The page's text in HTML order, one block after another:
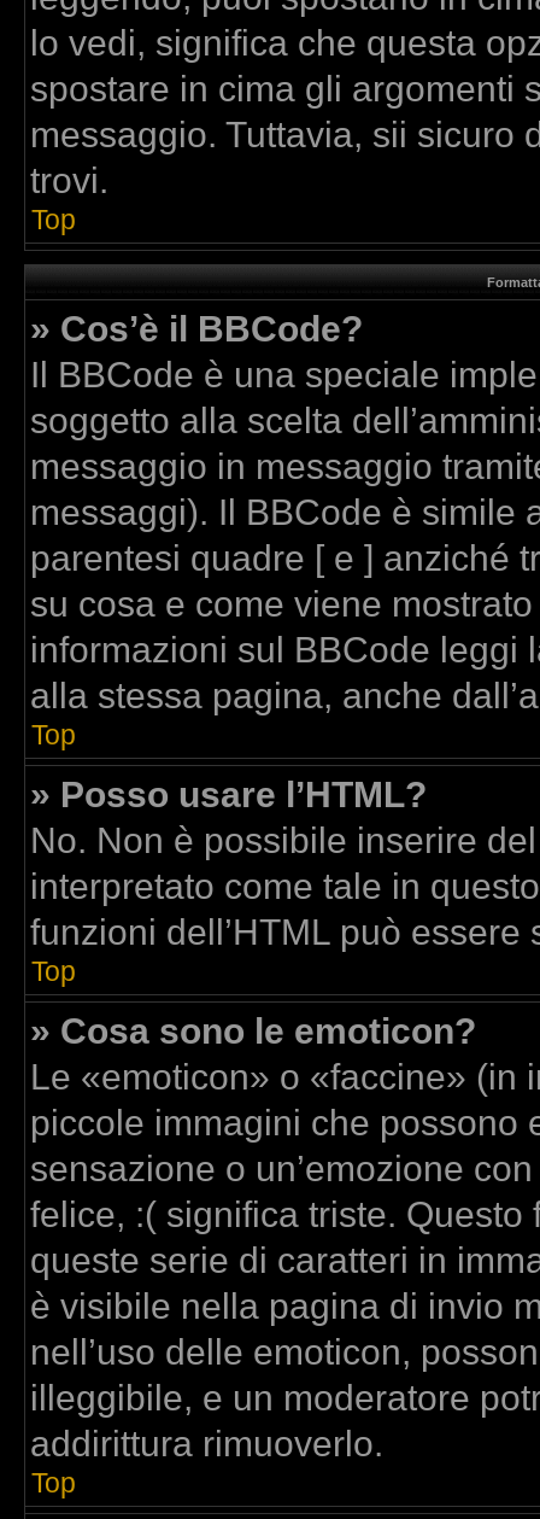
lo vedi, significa che questa
spostare in cima gli argomenti
messaggio. Tuttavia, sii sicuro
trovi.
Top
» Cos’è il BBCode?
Il BBCode è una speciale
soggetto alla scelta
messaggio in messaggio
messaggi). Il BBCode è simile
parentesi quadre [ e ] anziché
su cosa e come viene
informazioni sul BBCode leggi
alla stessa pagina, anche
Top
» Posso usare l’HTML?
No. Non è possibile inserire
interpretato come tale in
funzioni dell’HTML può
Top
» Cosa sono le emoticon?
Le «emoticon» o «faccine» (in
piccole immagini che possono
sensazione o un’emozione
felice, :( significa triste.
queste serie di caratteri in
è visibile nella pagina di invio
nell’uso delle emoticon,
illeggibile, e un moderatore
addirittura rimuoverlo.
Top